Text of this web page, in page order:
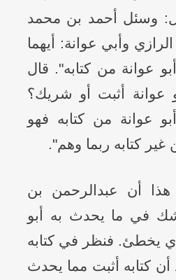
وسئل أحمد بن محمد
وأبي عوانة: أيهما
عوانة من كتابه". قال
عوانة أثبت أو شريك؟
عوانة من كتابه فهو
كتابه ربما وهم".
أن عبدالرحمن بن
في ما يحدث به أبو
يخطئ. فنظر في كتابه
كتابه أثبت مما يحدث